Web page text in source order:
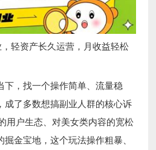
轻资产长久运营，月收益轻松
下，找一个操作简单、流量稳
成了多数想搞副业人群的核心诉
用户生态、对美女类内容的宽松
金宝地，这个玩法操作粗暴、